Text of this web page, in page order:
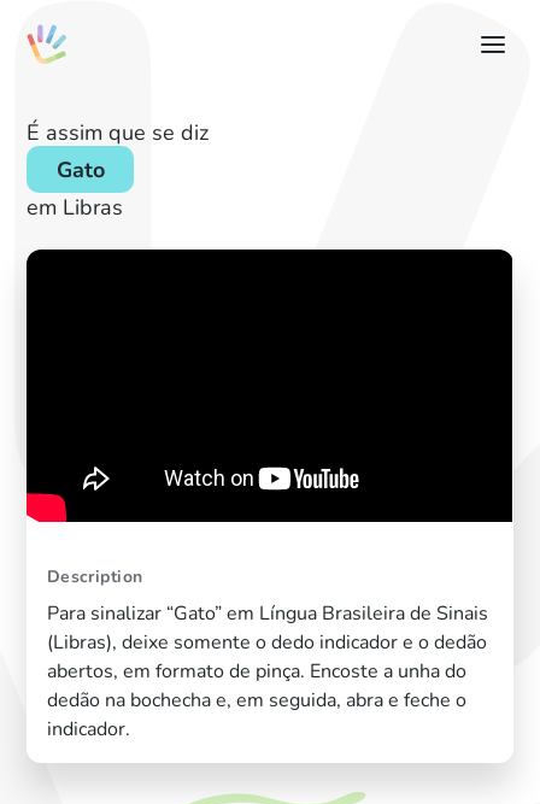
É assim que se diz
Gato
em Libras
Description
Para sinalizar “Gato” em Língua Brasileira de Sinais
(Libras), deixe somente o dedo indicador e o dedão
abertos, em formato de pinça. Encoste a unha do
dedão na bochecha e, em seguida, abra e feche o
indicador.